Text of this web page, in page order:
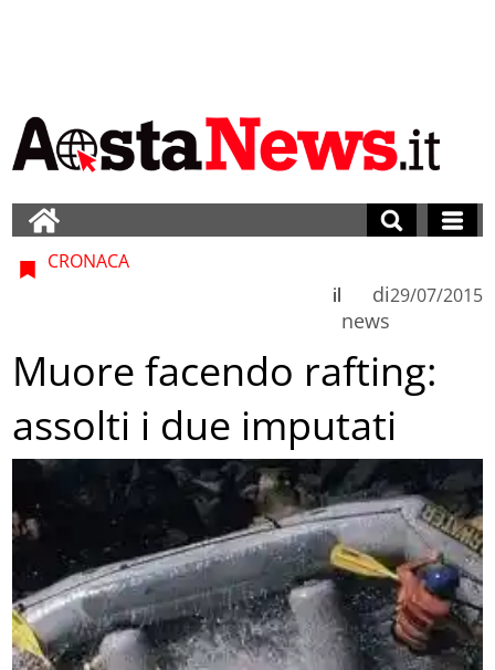
CRONACA
di
news
il 29/07/2015
Muore facendo rafting:
assolti i due imputati